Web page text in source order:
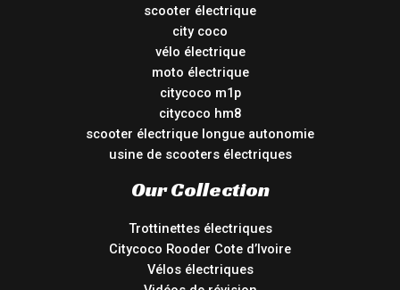
scooter électrique
city coco
vélo électrique
moto électrique
citycoco m1p
citycoco hm8
scooter électrique longue autonomie
usine de scooters électriques
Our Collection
Trottinettes électriques
Citycoco Rooder Cote d’Ivoire
Vélos électriques